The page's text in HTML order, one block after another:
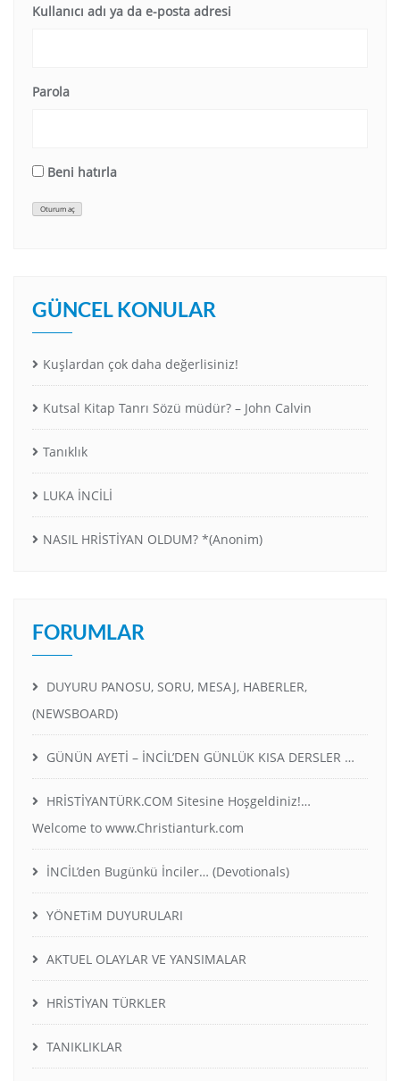
Kullanıcı adı ya da e-posta adresi
Parola
Beni hatırla
Oturum aç
GÜNCEL KONULAR
Kuşlardan çok daha değerlisiniz!
Kutsal Kitap Tanrı Sözü müdür? – John Calvin
Tanıklık
LUKA İNCİLİ
NASIL HRİSTİYAN OLDUM? *(Anonim)
FORUMLAR
DUYURU PANOSU, SORU, MESAJ, HABERLER,
(NEWSBOARD)
GÜNÜN AYETİ – İNCİL’DEN GÜNLÜK KISA DERSLER …
HRİSTİYANTÜRK.COM Sitesine Hoşgeldiniz!…
Welcome to www.Christianturk.com
İNCİL’den Bugünkü İnciler… (Devotionals)
YÖNETiM DUYURULARI
AKTUEL OLAYLAR VE YANSIMALAR
HRİSTİYAN TÜRKLER
TANIKLIKLAR